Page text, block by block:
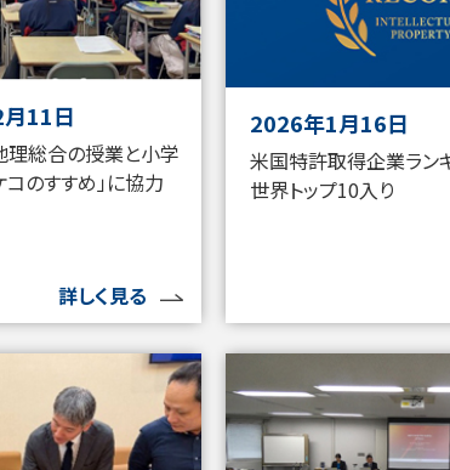
11日
総合の授業と小学
コのすすめ」に協力
詳しく見る
2026年1月16日
米国特許取得企業ラン
世界トップ10入り